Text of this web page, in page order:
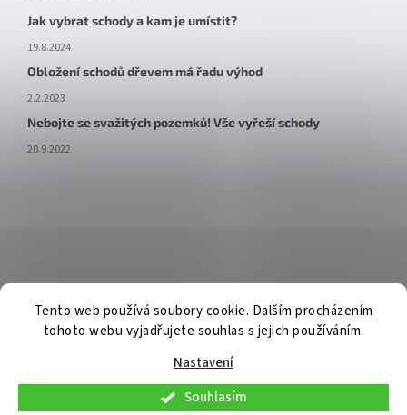
Tento web používá soubory cookie. Dalším procházením
tohoto webu vyjadřujete souhlas s jejich používáním.
Nastavení
Souhlasím
Jak vybrat schody a kam je umístit?
19.8.2024
Obložení schodů dřevem má řadu výhod
2.2.2023
Nebojte se svažitých pozemků! Vše vyřeší schody
20.9.2022